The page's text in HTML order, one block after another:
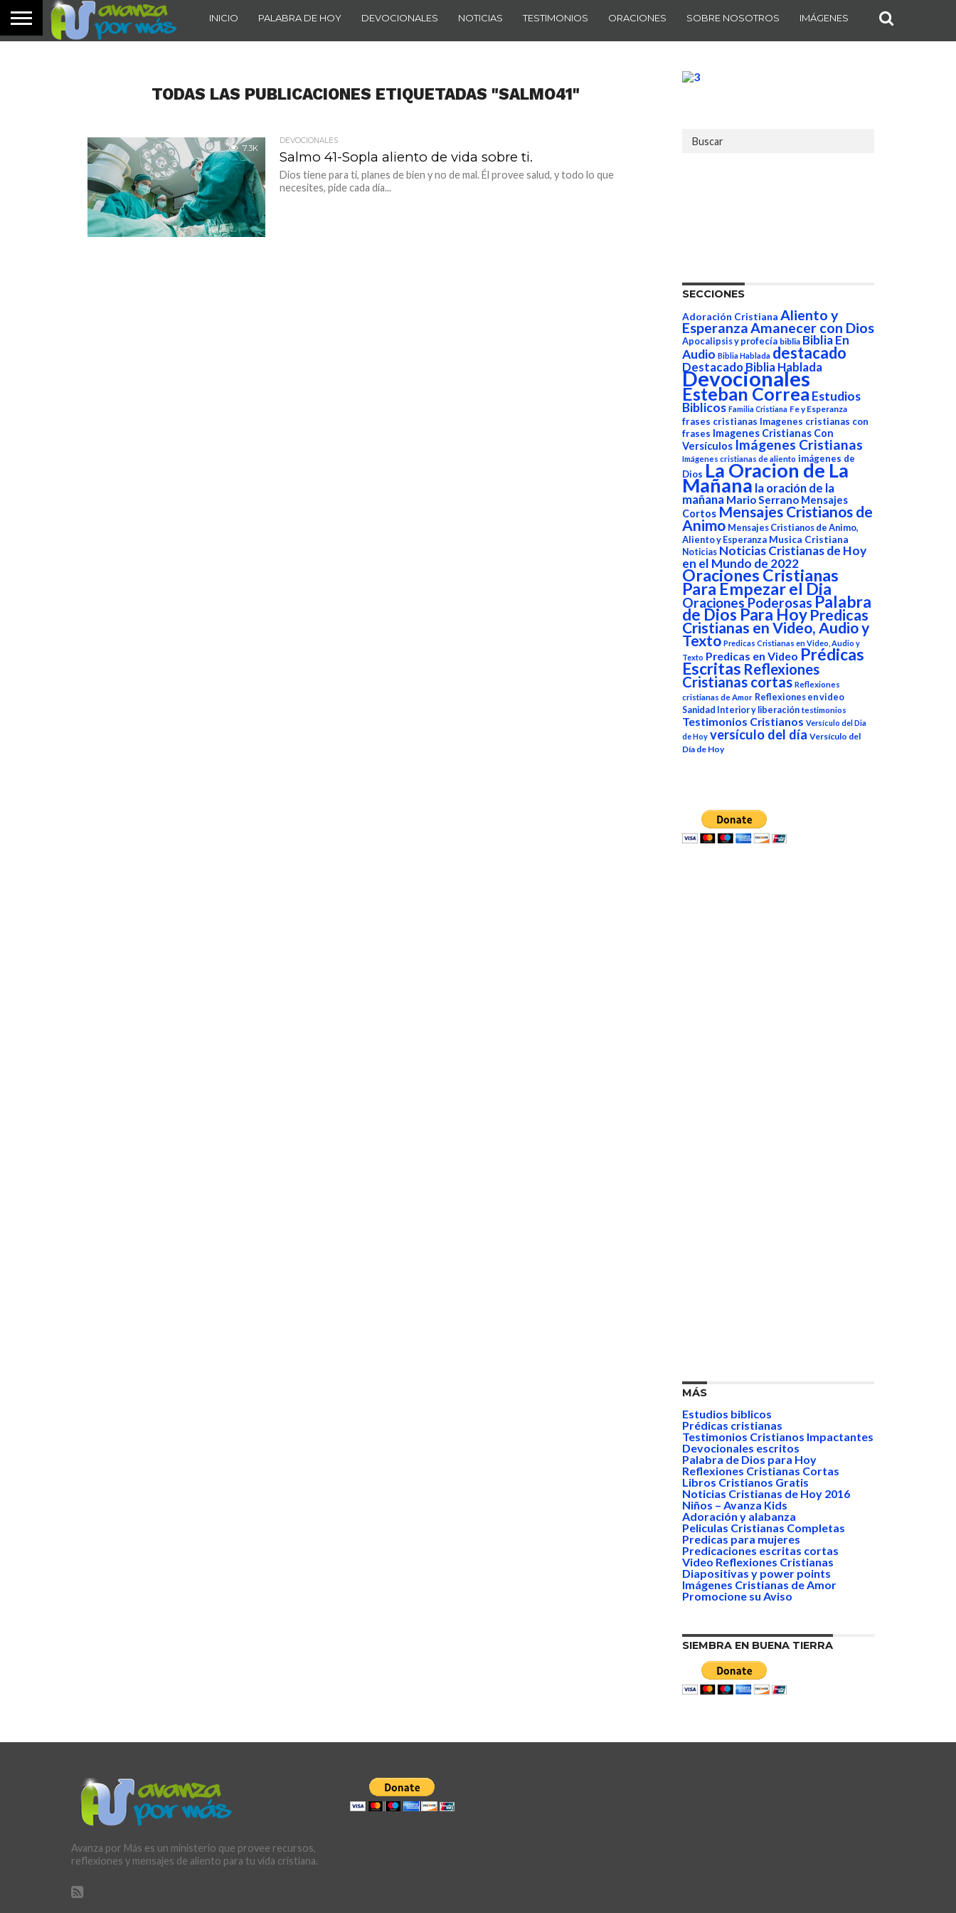
INICIO PALABRA DE HOY DEVOCIONALES NOTICIAS TESTIMONIOS ORACIONES SOBRE NOSOTROS IMÁGENES
TODAS LAS PUBLICACIONES ETIQUETADAS "SALMO41"
7.3K
DEVOCIONALES
Salmo 41-Sopla aliento de vida sobre ti.
Dios tiene para ti, planes de bien y no de mal. Él provee salud, y todo lo que
necesites, pide cada día...
SECCIONES
Adoración Cristiana Aliento y
EsperanzaAmanecer con Dios
Apocalipsis y profecía biblia Biblia En
Audio Biblia Hablada destacado
Destacado Biblia Hablada
Devocionales
Esteban Correa Estudios
Biblicos Familia Cristiana Fe y Esperanza
frases cristianas Imagenes cristianas con
frases Imagenes Cristianas Con
Versículos Imágenes Cristianas
Imágenes cristianas de aliento imágenes de
Dios La Oracion de La
Mañana la oración de la
mañana Mario Serrano Mensajes
Cortos Mensajes Cristianos de
Animo Mensajes Cristianos de Animo,
Aliento y Esperanza Musica Cristiana
Noticias Noticias Cristianas de Hoy
en el Mundo de 2022
Oraciones Cristianas
Para Empezar el Dia
Oraciones Poderosas Palabra
de Dios Para HoyPredicas
Cristianas en Video, Audio y
Texto Predicas Cristianas en Video, Audio y
Texto Predicas en Video Prédicas
Escritas Reflexiones
Cristianas cortas Reflexiones
cristianas de Amor Reflexiones en video
Sanidad Interior y liberación testimonios
Testimonios Cristianos Versículo del Dia
de Hoy versículo del día Versículo del
Día de Hoy
MÁS
Estudios biblicos
Prédicas cristianas
Testimonios Cristianos Impactantes
Devocionales escritos
Palabra de Dios para Hoy
Reflexiones Cristianas Cortas
Libros Cristianos Gratis
Noticias Cristianas de Hoy 2016
Niños – Avanza Kids
Adoración y alabanza
Peliculas Cristianas Completas
Predicas para mujeres
Predicaciones escritas cortas
Video Reflexiones Cristianas
Diapositivas y power points
Imágenes Cristianas de Amor
Promocione su Aviso
SIEMBRA EN BUENA TIERRA
Avanza por Más es un ministerio que provee recursos,
reflexiones y mensajes de aliento para tu vida cristiana.